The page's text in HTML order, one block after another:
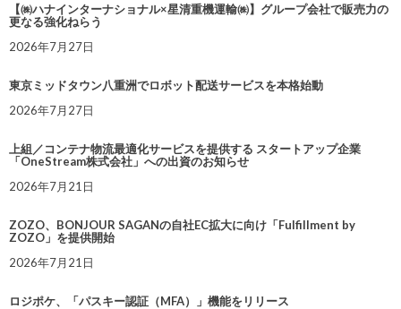
【㈱ハナインターナショナル×星清重機運輸㈱】グループ会社で販売力の
更なる強化ねらう
2026年7月27日
東京ミッドタウン八重洲でロボット配送サービスを本格始動
2026年7月27日
上組／コンテナ物流最適化サービスを提供する スタートアップ企業
「OneStream株式会社」への出資のお知らせ
2026年7月21日
ZOZO、BONJOUR SAGANの自社EC拡大に向け「Fulfillment by
ZOZO」を提供開始
2026年7月21日
ロジポケ、「パスキー認証（MFA）」機能をリリース